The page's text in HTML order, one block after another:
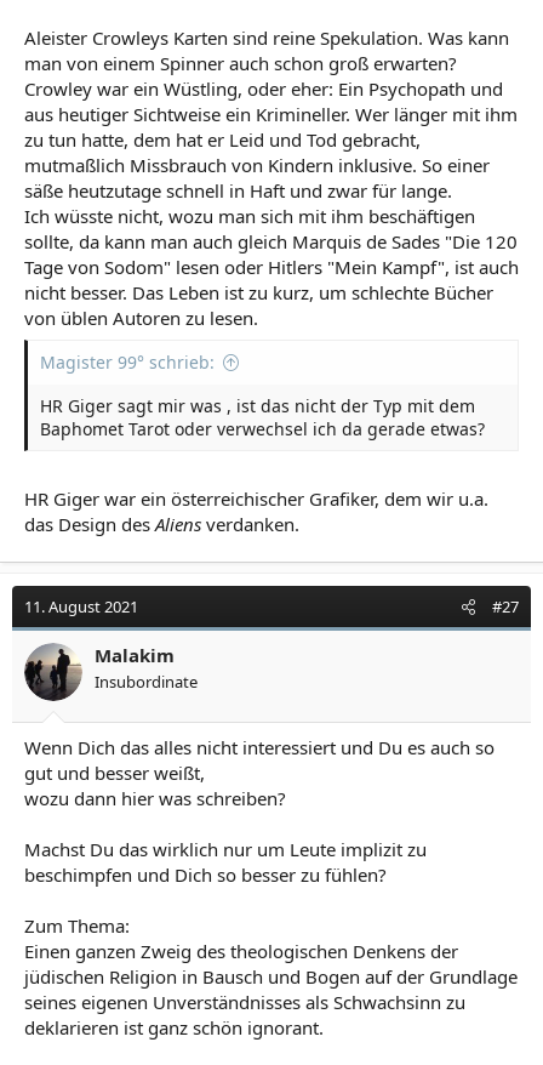
Aleister Crowleys Karten sind reine Spekulation. Was kann
man von einem Spinner auch schon groß erwarten?
Crowley war ein Wüstling, oder eher: Ein Psychopath und
aus heutiger Sichtweise ein Krimineller. Wer länger mit ihm
zu tun hatte, dem hat er Leid und Tod gebracht,
mutmaßlich Missbrauch von Kindern inklusive. So einer
säße heutzutage schnell in Haft und zwar für lange.
Ich wüsste nicht, wozu man sich mit ihm beschäftigen
sollte, da kann man auch gleich Marquis de Sades "Die 120
Tage von Sodom" lesen oder Hitlers "Mein Kampf", ist auch
nicht besser. Das Leben ist zu kurz, um schlechte Bücher
von üblen Autoren zu lesen.
Magister 99° schrieb:
HR Giger sagt mir was , ist das nicht der Typ mit dem
Baphomet Tarot oder verwechsel ich da gerade etwas?
HR Giger war ein österreichischer Grafiker, dem wir u.a.
das Design des Aliens verdanken.
11. August 2021 #27
Malakim
Insubordinate
Wenn Dich das alles nicht interessiert und Du es auch so
gut und besser weißt,
wozu dann hier was schreiben?
Machst Du das wirklich nur um Leute implizit zu
beschimpfen und Dich so besser zu fühlen?
Zum Thema:
Einen ganzen Zweig des theologischen Denkens der
jüdischen Religion in Bausch und Bogen auf der Grundlage
seines eigenen Unverständnisses als Schwachsinn zu
deklarieren ist ganz schön ignorant.